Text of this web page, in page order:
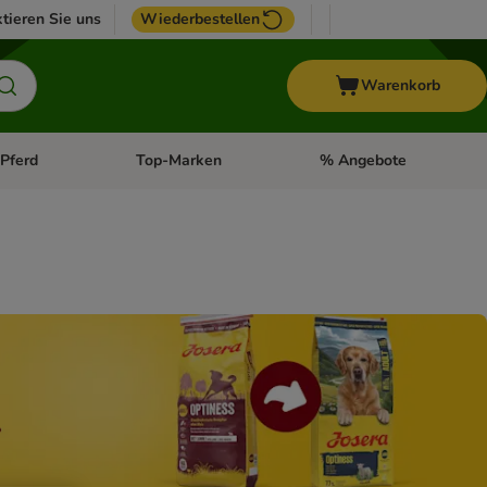
Sie uns Wiederbestellen
Warenkorb
Fisch Menü öffnen: Vogel
Pferd Kategorie-Menü öffnen: Pferd
Top-Marken Kategorie-Menü öffnen:
% Angebote